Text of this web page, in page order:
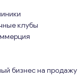
клубы
бизнес на продажу